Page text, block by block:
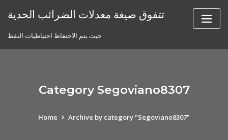
تتفوق صيغة معدلات الضرائب الحدية
حيث يتم الاحتفاظ احتياطيات النفط
Category Segoviano8307
Home Archive by category "Segoviano8307"